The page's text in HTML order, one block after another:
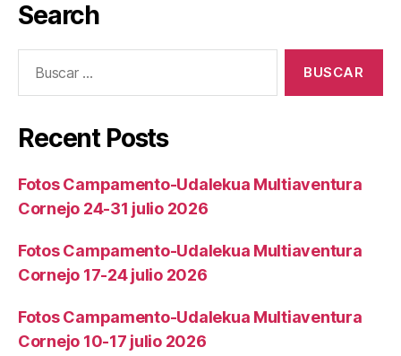
Search
Recent Posts
Fotos Campamento-Udalekua Multiaventura
Cornejo 24-31 julio 2026
Fotos Campamento-Udalekua Multiaventura
Cornejo 17-24 julio 2026
Fotos Campamento-Udalekua Multiaventura
Cornejo 10-17 julio 2026